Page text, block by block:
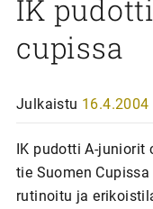
IK
cupissa
Julkaistu 16.4.2004
IK pudotti A-juniorit
tie Suomen
rutinoitu ja